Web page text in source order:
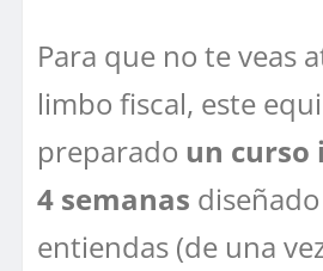
Para que no te veas
limbo fiscal, este
preparado un curso
4 semanas
entiendas (de una